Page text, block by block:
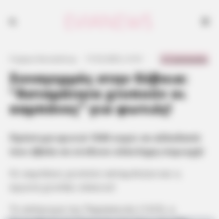
Συναγερμός στην Εύβοια:
“Ασταμάτητα χτυπούν οι
καμπάνες” για φωτιές!
Πρόστιμο-φωτιά 1500 ευρώ σε αλλοδαπό
που έβαλε σε κίνδυνο ολόκληρη περιοχή!